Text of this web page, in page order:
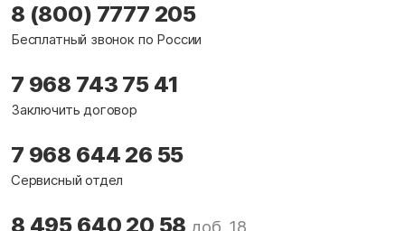
8 (800) 7777 205
Бесплатный звонок по России
7 968 743 75 41
Заключить договор
7 968 644 26 55
Сервисный отдел
8 495 640 20 58 доб. 18